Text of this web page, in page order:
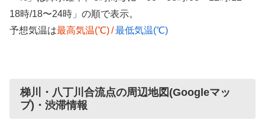
18時/18〜24時」の順で表示。
予想気温は最高気温(℃)/最低気温(℃)
梯川・八丁川合流点の周辺地図(Googleマッ
プ)・渋滞情報